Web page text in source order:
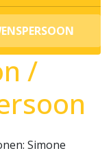
/
Simone